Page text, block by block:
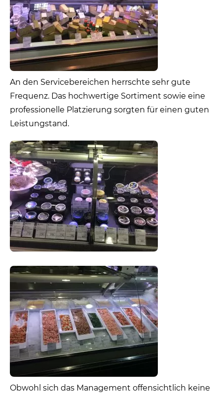
An den Servicebereichen herrschte sehr gute
Frequenz. Das hochwertige Sortiment sowie eine
professionelle Platzierung sorgten für einen guten
Leistungstand.
Obwohl sich das Management offensichtlich keine